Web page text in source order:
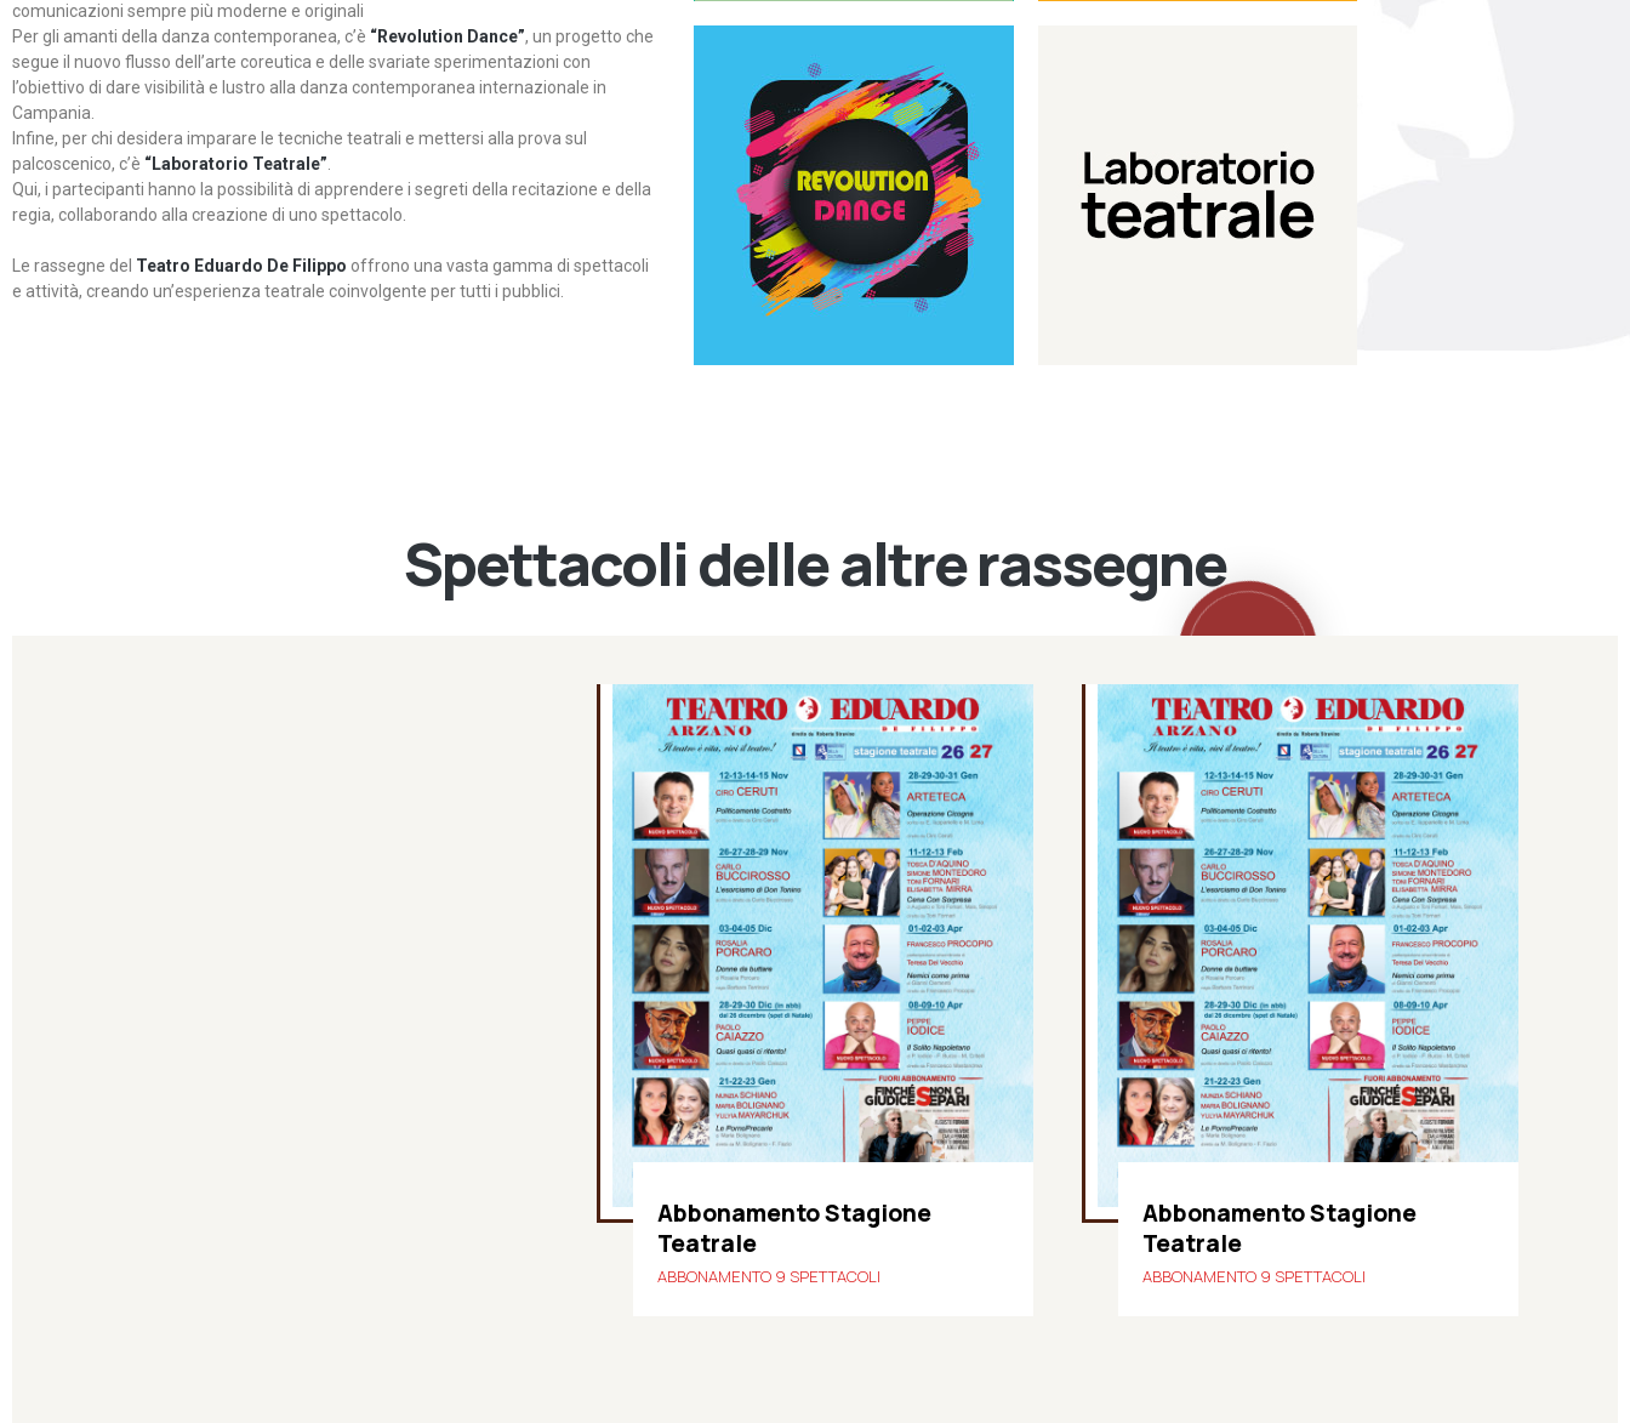
comunicazioni sempre più moderne e originali
Per gli amanti della danza contemporanea, c’è “Revolution Dance”, un progetto che
segue il nuovo flusso dell’arte coreutica e delle svariate sperimentazioni con
l’obiettivo di dare visibilità e lustro alla danza contemporanea internazionale in
Campania.
Infine, per chi desidera imparare le tecniche teatrali e mettersi alla prova sul
palcoscenico, c’è “Laboratorio Teatrale”
Qui, i partecipanti hanno la possibilità di apprendere i segreti della recitazione e della
regia, collaborando alla creazione di uno spettacolo.
Le rassegne del Teatro Eduardo De Filippo offrono una vasta gamma di spettacoli
e attività, creando un’esperienza teatrale coinvolgente per tutti i pubblici.
Revolution Dance
Rassegna di danza
contemporanea – I Edizione
Continua
Laboratorio di teatro del
Teatro Eduardo de Filippo
Spettacoli delle altre rassegne
Abbonamento Stagione
Teatrale
ABBONAMENTO 9 SPETTACOLI
Abbonamento Stagione
Teatrale
ABBONAMENTO 9 SPETTACOLI